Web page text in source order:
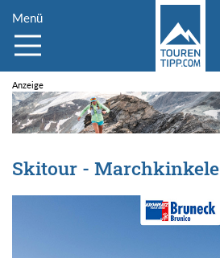
Menü
Skitour - Marchkinkele